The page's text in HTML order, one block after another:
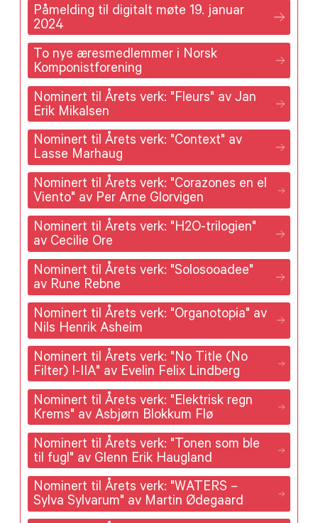
Påmelding til digitalt møte 19. januar
2024
To nye æresmedlemmer i Norsk
Komponistforening
Nominert til Årets verk: "Fleurs" av Jan
Erik Mikalsen
Nominert til Årets verk: "Context" av
Lasse Marhaug
Nominert til Årets verk: "Corazones en el
Viento" av Per Arne Glorvigen
Nominert til Årets verk: "H2O-trilogien"
av Cecilie Ore
Nominert til Årets verk: "Solosooadee"
av Rune Rebne
Nominert til Årets verk: "Organotopia" av
Nils Henrik Asheim
Nominert til Årets verk: "No Title (No
Filter) I-IIA" av Evelin Felix Lindberg
Nominert til Årets verk: "Elektrisk regn
Krems" av Asbjørn Blokkum Flø
Nominert til Årets verk: "Tonen som ble
til fugl" av Glenn Erik Haugland
Nominert til Årets verk: "WATERS –
Sylva Sylvarum" av Martin Ødegaard